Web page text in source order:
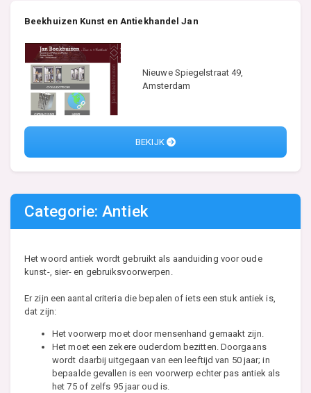
Beekhuizen Kunst en Antiekhandel Jan
Nieuwe Spiegelstraat 49,
Amsterdam
BEKIJK
Categorie: Antiek
Het woord antiek wordt gebruikt als aanduiding voor oude
kunst-, sier- en gebruiksvoorwerpen.
Er zijn een aantal criteria die bepalen of iets een stuk antiek is,
dat zijn:
Het voorwerp moet door mensenhand gemaakt zijn.
Het moet een zekere ouderdom bezitten. Doorgaans
wordt daarbij uitgegaan van een leeftijd van 50 jaar; in
bepaalde gevallen is een voorwerp echter pas antiek als
het 75 of zelfs 95 jaar oud is.